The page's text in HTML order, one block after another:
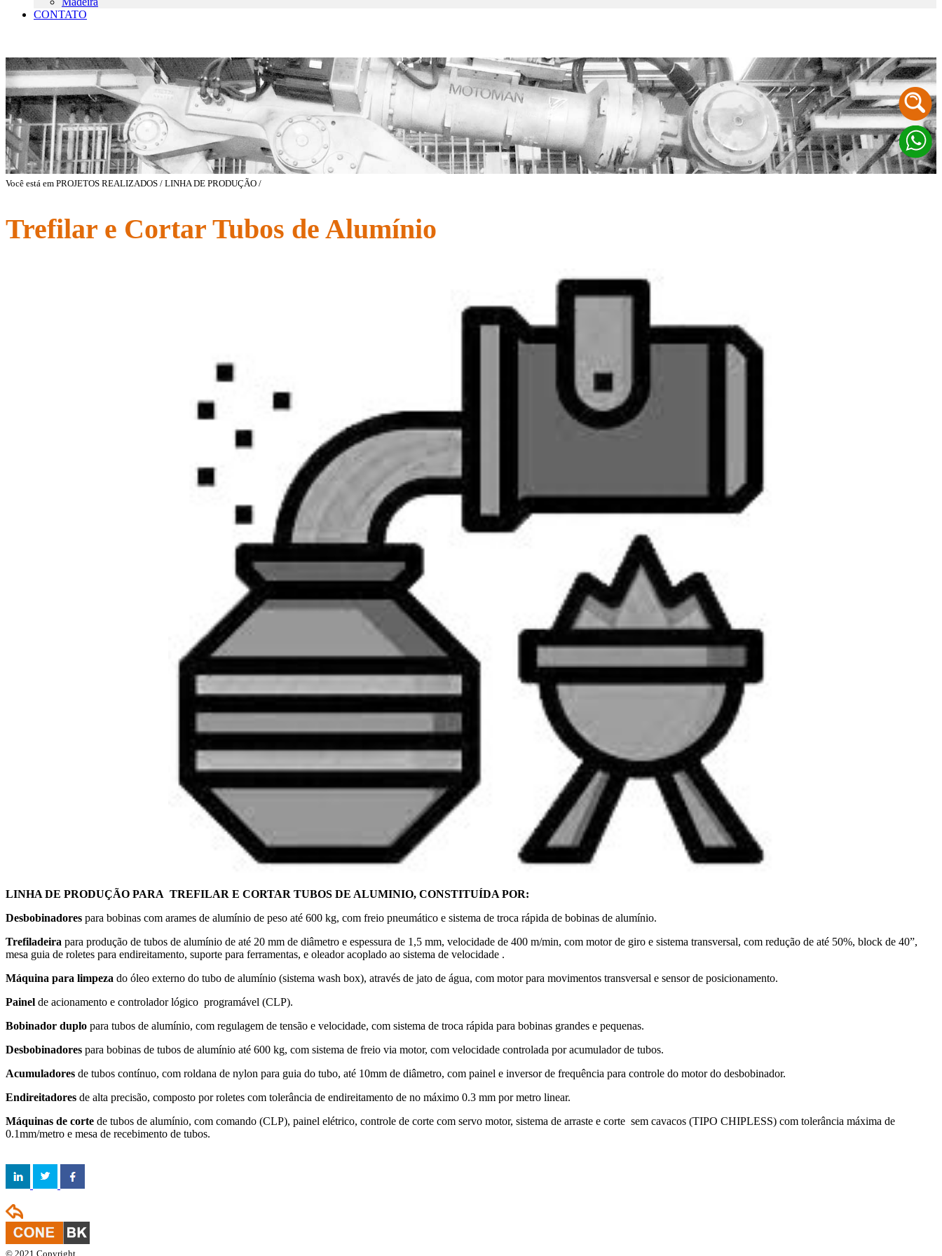
CONTATO
Você está em PROJETOS REALIZADOS / LINHA DE PRODUÇÃO /
Trefilar e Cortar Tubos de Alumínio
LINHA DE PRODUÇÃO PARA TREFILAR E CORTAR TUBOS DE ALUMINIO, CONSTITUÍDA POR:
Desbobinadores para bobinas com arames de alumínio de peso até 600 kg, com freio pneumático e sistema de troca rápida de bobinas de alumínio.
Trefiladeira para produção de tubos de alumínio de até 20 mm de diâmetro e espessura de 1,5 mm, velocidade de 400 m/min, com motor de giro e sistema transversal, com redução de até 50%, block de 40”,
mesa guia de roletes para endireitamento, suporte para ferramentas, e oleador acoplado ao sistema de velocidade .
Máquina para limpeza do óleo externo do tubo de alumínio (sistema wash box), através de jato de água, com motor para movimentos transversal e sensor de posicionamento.
Painel de acionamento e controlador lógico programável (CLP).
Bobinador duplo para tubos de alumínio, com regulagem de tensão e velocidade, com sistema de troca rápida para bobinas grandes e pequenas.
Desbobinadores para bobinas de tubos de alumínio até 600 kg, com sistema de freio via motor, com velocidade controlada por acumulador de tubos.
Acumuladores de tubos contínuo, com roldana de nylon para guia do tubo, até 10mm de diâmetro, com painel e inversor de frequência para controle do motor do desbobinador.
Endireitadores de alta precisão, composto por roletes com tolerância de endireitamento de no máximo 0.3 mm por metro linear.
Máquinas de corte de tubos de alumínio, com comando (CLP), painel elétrico, controle de corte com servo motor, sistema de arraste e corte sem cavacos (TIPO CHIPLESS) com tolerância máxima de
0.1mm/metro e mesa de recebimento de tubos.
© 2021 Copyright.